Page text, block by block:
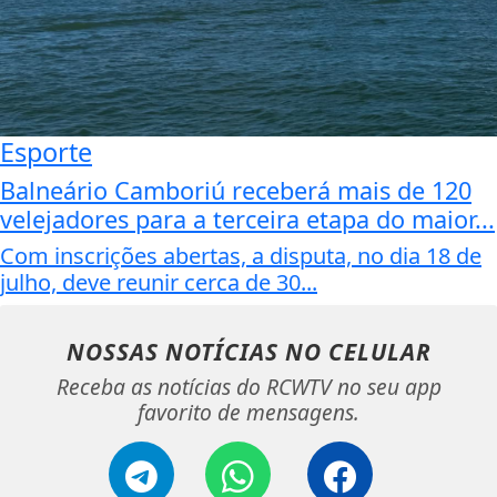
Esporte
Balneário Camboriú receberá mais de 120
velejadores para a terceira etapa do maior...
Com inscrições abertas, a disputa, no dia 18 de
julho, deve reunir cerca de 30...
NOSSAS NOTÍCIAS NO CELULAR
Receba as notícias do RCWTV no seu app
favorito de mensagens.